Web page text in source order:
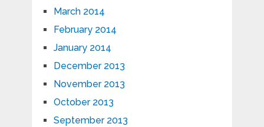
March 2014
February 2014
January 2014
December 2013
November 2013
October 2013
September 2013